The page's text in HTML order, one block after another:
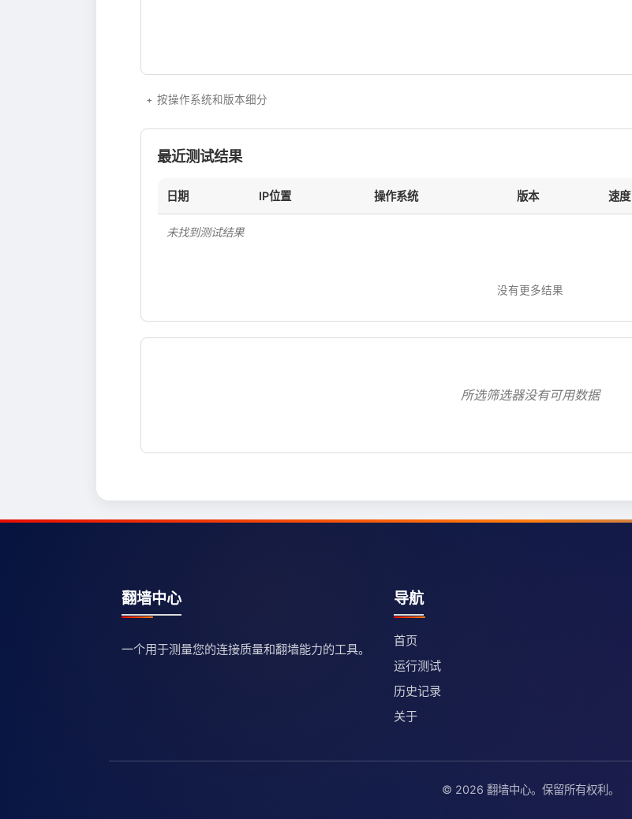
按操作系统和版本细分
最近测试结果
日期 IP位置 操作系统 版本 速度
未找到测试结果
没有更多结果
所选筛选器没有可用数据
翻墙中心
一个用于测量您的连接质量和翻墙能力的工具。
导航
首页
运行测试
历史记录
关于
© 2026 翻墙中心。保留所有权利。